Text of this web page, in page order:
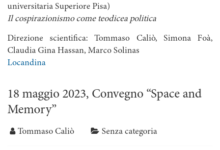
universitaria Superiore Pisa)
Il cospirazionismo come teodicea politica
Direzione scientifica: Tommaso Caliò, Simona Foà,
Claudia Gina Hassan, Marco Solinas
Locandina
18 maggio 2023, Convegno “Space and
Memory”
Tommaso Caliò Senza categoria